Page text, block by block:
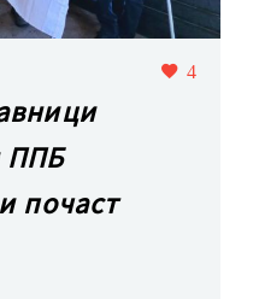
4
ППБ
почаст